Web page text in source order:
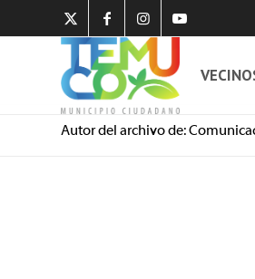
Autor del archivo de: